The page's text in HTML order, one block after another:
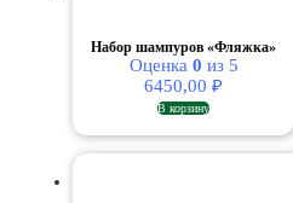
Набор шампуров «Фляжка»
Оценка 0 из 5
6450,00 ₽
В корзину